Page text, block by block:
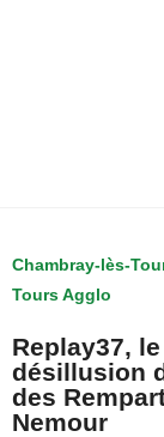
Chambray-lès-
Tours Agglo
Replay37,
désillusion
des
Nemour